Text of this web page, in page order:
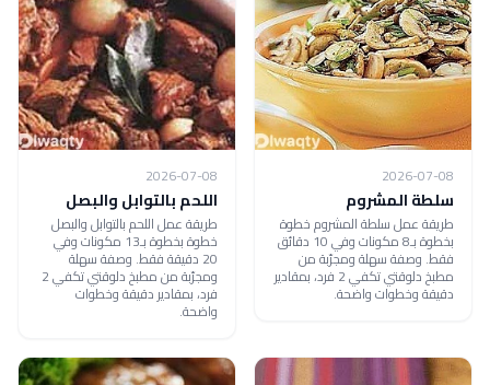
2026-07-08
سلطة المشروم
طريقة عمل سلطة المشروم خطوة
بخطوة بـ8 مكونات وفي 10 دقائق
فقط. وصفة سهلة ومجرّبة من
مطبخ دلوقتي تكفي 2 فرد، بمقادير
دقيقة وخطوات واضحة.
2026-07-08
اللحم بالتوابل والبصل
طريقة عمل اللحم بالتوابل والبصل
خطوة بخطوة بـ13 مكونات وفي
20 دقيقة فقط. وصفة سهلة
ومجرّبة من مطبخ دلوقتي تكفي 2
فرد، بمقادير دقيقة وخطوات
واضحة.